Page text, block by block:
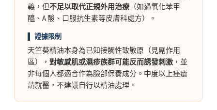
義，但不足以取代正規外用治療 （如過氧化苯甲
醯、A 酸、口服抗生素等皮膚科處方）。
▌ 證據限制
天竺葵精油本身為已知接觸性致敏原（見副作用
區）， 對敏感肌或濕疹族群可能反而誘發刺激 ，並
非每個人都適合作為臉部保養成分。中度以上痤瘡
請就醫，不建議自行以精油處理。